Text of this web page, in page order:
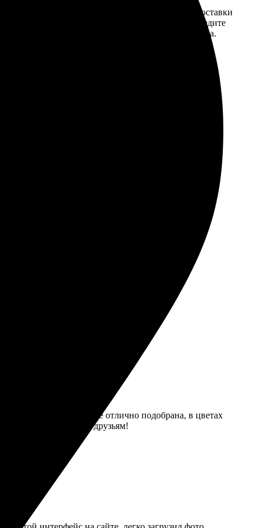
Введите адрес и выберите способ доставки
заказа. Если у вас есть промокод, введите
его в специальное поле для промокода.
даже лучше, чем на экране. Ожили
к ключам.
Рамка также отлично подобрана, в цветах
Рекомендую всем друзьям!